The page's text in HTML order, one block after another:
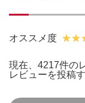
オススメ度
現在、4217件の
レビューを投稿